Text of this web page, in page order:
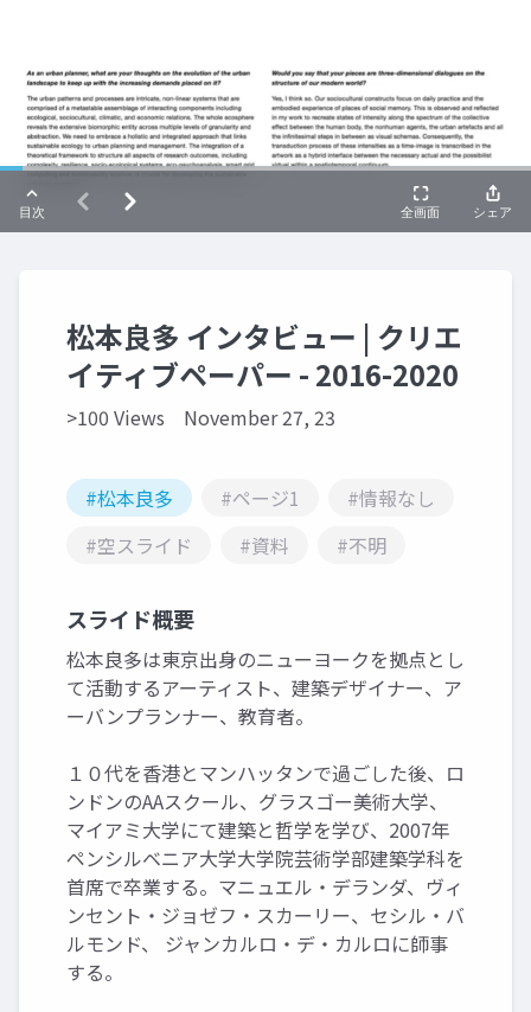
松本良多 インタビュー | クリエ
イティブペーパー - 2016-2020
>100 Views November 27, 23
#松本良多 #ページ1
#情報なし
#空スライド
#資料 #不明
スライド概要
松本良多は東京出身のニューヨークを拠点とし
て活動するアーティスト、建築デザイナー、ア
ーバンプランナー、教育者。
１０代を香港とマンハッタンで過ごした後、ロ
ンドンのAAスクール、グラスゴー美術大学、
マイアミ大学にて建築と哲学を学び、2007年
ペンシルベニア大学大学院芸術学部建築学科を
首席で卒業する。マニュエル・デランダ、ヴィ
ンセント・ジョゼフ・スカーリー、セシル・バ
ルモンド、 ジャンカルロ・デ・カルロに師事
する。